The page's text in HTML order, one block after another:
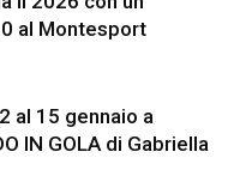
al Montesport
al 15 gennaio a
IN GOLA di Gabriella